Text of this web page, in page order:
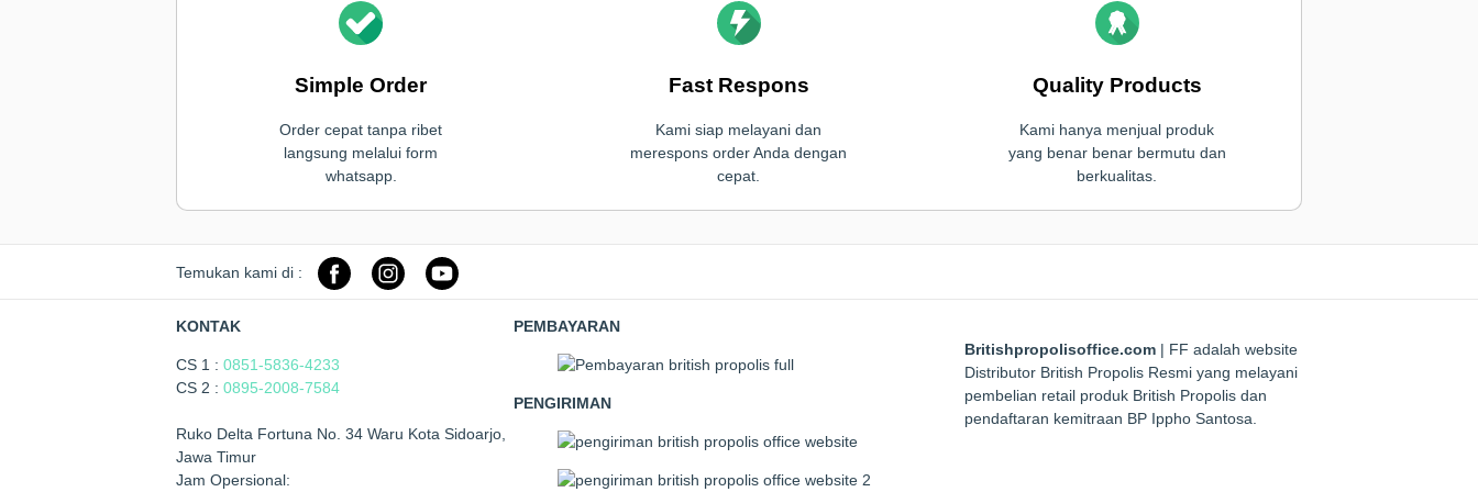
Simple Order
Order cepat tanpa ribet
langsung melalui form
whatsapp.
Fast Respons
Kami siap melayani dan
merespons order Anda dengan
cepat.
Quality Products
Kami hanya menjual produk
yang benar benar bermutu dan
berkualitas.
Temukan kami di :
KONTAK
CS 1 : 0851-5836-4233
CS 2 : 0895-2008-7584
Ruko Delta Fortuna No. 34 Waru Kota Sidoarjo,
Jawa Timur
Jam Opersional:
PEMBAYARAN
PENGIRIMAN
Britishpropolisoffice.com| FF adalah website
Distributor British Propolis Resmi yang melayani
pembelian retail produk British Propolis dan
pendaftaran kemitraan BP Ippho Santosa.